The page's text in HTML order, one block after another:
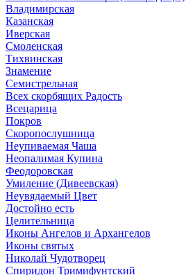
Владимирская
Казанская
Иверская
Смоленская
Тихвинская
Знамение
Семистрельная
Всех скорбящих Радость
Всецарица
Покров
Скоропослушница
Неупиваемая Чаша
Неопалимая Купина
Феодоровская
Умиление (Дивеевская)
Неувядаемый Цвет
Достойно есть
Целительница
Иконы Ангелов и Архангелов
Иконы святых
Николай Чудотворец
Спиридон Тримифунтский